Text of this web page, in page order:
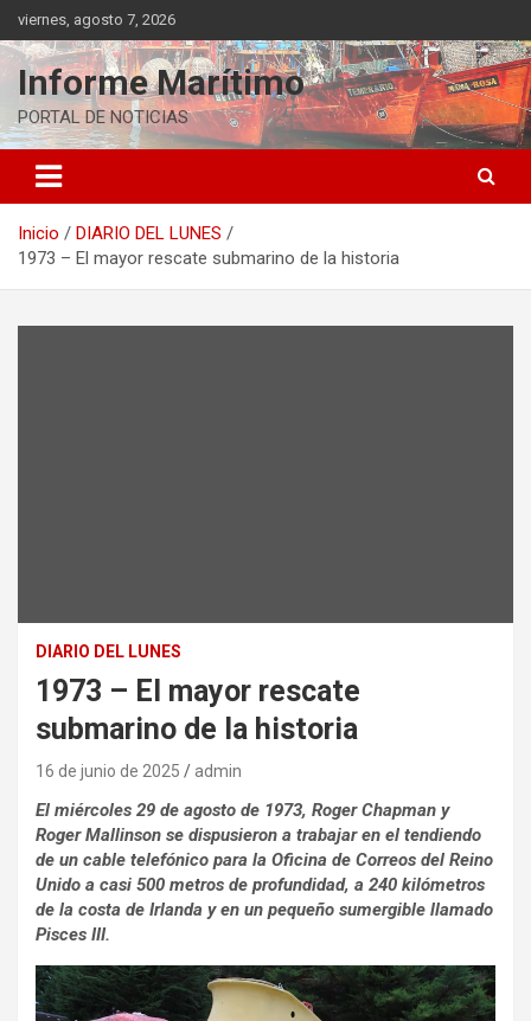
Saltar
al
contenido
viernes, agosto 7, 2026
Informe Marítimo
PORTAL DE NOTICIAS
Inicio
DIARIO DEL LUNES
1973 – El mayor rescate submarino de la historia
DIARIO DEL LUNES
1973 – El mayor rescate
submarino de la historia
16 de junio de 2025 admin
El miércoles 29 de agosto de 1973, Roger Chapman y
Roger Mallinson se dispusieron a trabajar en el tendiendo
de un cable telefónico para la Oficina de Correos del Reino
Unido a casi 500 metros de profundidad, a 240 kilómetros
de la costa de Irlanda y en un pequeño sumergible llamado
Pisces III.